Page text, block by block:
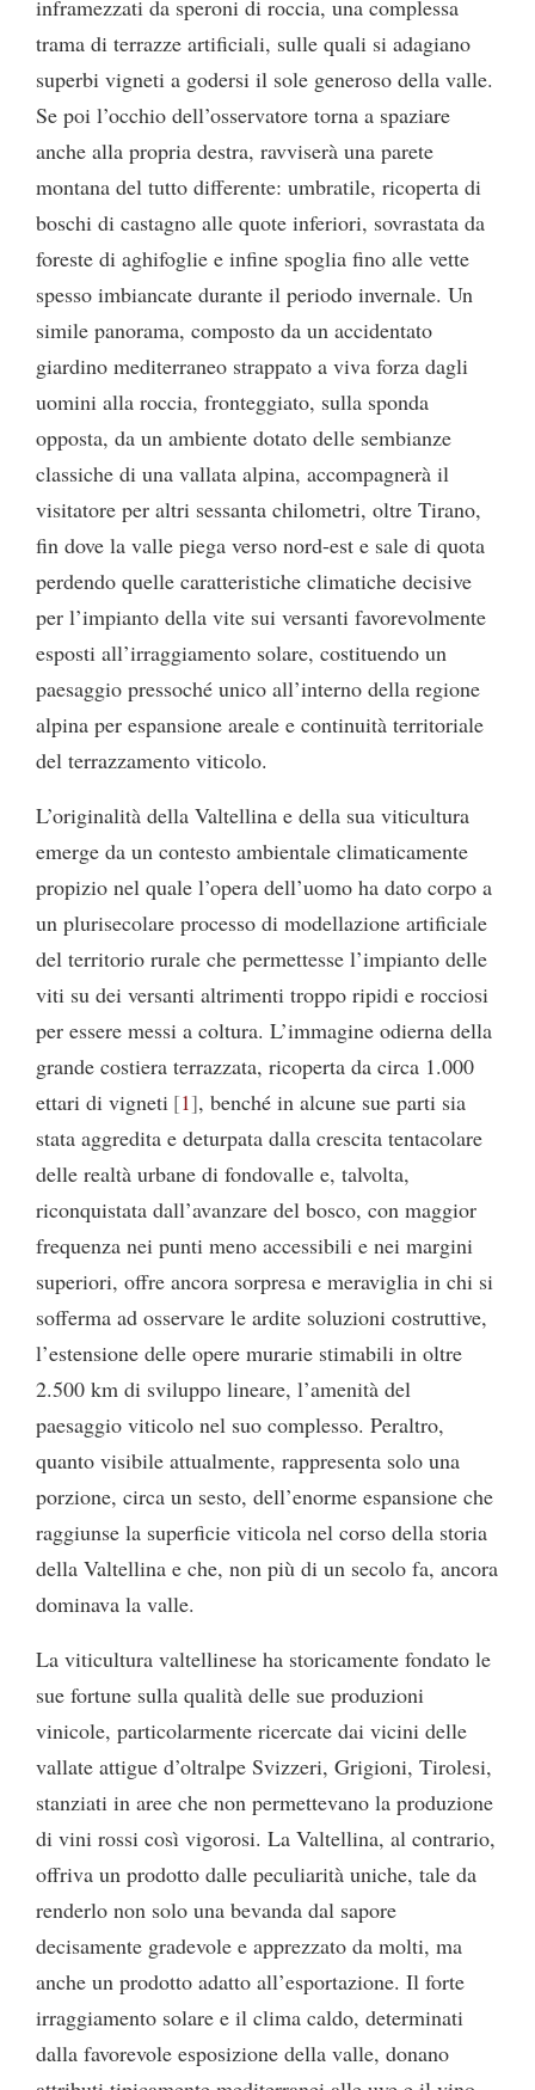
inframezzati da speroni di roccia, una complessa
trama di terrazze artificiali, sulle quali si adagiano
superbi vigneti a godersi il sole generoso della valle.
Se poi l’occhio dell’osservatore torna a spaziare
anche alla propria destra, ravviserà una parete
montana del tutto differente: umbratile, ricoperta di
boschi di castagno alle quote inferiori, sovrastata da
foreste di aghifoglie e infine spoglia fino alle vette
spesso imbiancate durante il periodo invernale. Un
simile panorama, composto da un accidentato
giardino mediterraneo strappato a viva forza dagli
uomini alla roccia, fronteggiato, sulla sponda
opposta, da un ambiente dotato delle sembianze
classiche di una vallata alpina, accompagnerà il
visitatore per altri sessanta chilometri, oltre Tirano,
fin dove la valle piega verso nord-est e sale di quota
perdendo quelle caratteristiche climatiche decisive
per l’impianto della vite sui versanti favorevolmente
esposti all’irraggiamento solare, costituendo un
paesaggio pressoché unico all’interno della regione
alpina per espansione areale e continuità territoriale
del terrazzamento viticolo.
L’originalità della Valtellina e della sua viticultura
emerge da un contesto ambientale climaticamente
propizio nel quale l’opera dell’uomo ha dato corpo a
un plurisecolare processo di modellazione artificiale
del territorio rurale che permettesse l’impianto delle
viti su dei versanti altrimenti troppo ripidi e rocciosi
per essere messi a coltura. L’immagine odierna della
grande costiera terrazzata, ricoperta da circa 1.000
ettari di vigneti 1 , benché in alcune sue parti sia
stata aggredita e deturpata dalla crescita tentacolare
delle realtà urbane di fondovalle e, talvolta,
riconquistata dall’avanzare del bosco, con maggior
frequenza nei punti meno accessibili e nei margini
superiori, offre ancora sorpresa e meraviglia in chi si
sofferma ad osservare le ardite soluzioni costruttive,
l’estensione delle opere murarie stimabili in oltre
2.500 km di sviluppo lineare, l’amenità del
paesaggio viticolo nel suo complesso. Peraltro,
quanto visibile attualmente, rappresenta solo una
porzione, circa un sesto, dell’enorme espansione che
raggiunse la superficie viticola nel corso della storia
della Valtellina e che, non più di un secolo fa, ancora
dominava la valle.
La viticultura valtellinese ha storicamente fondato le
sue fortune sulla qualità delle sue produzioni
vinicole, particolarmente ricercate dai vicini delle
vallate attigue d’oltralpe Svizzeri, Grigioni, Tirolesi,
stanziati in aree che non permettevano la produzione
di vini rossi così vigorosi. La Valtellina, al contrario,
offriva un prodotto dalle peculiarità uniche, tale da
renderlo non solo una bevanda dal sapore
decisamente gradevole e apprezzato da molti, ma
anche un prodotto adatto all’esportazione. Il forte
irraggiamento solare e il clima caldo, determinati
dalla favorevole esposizione della valle, donano